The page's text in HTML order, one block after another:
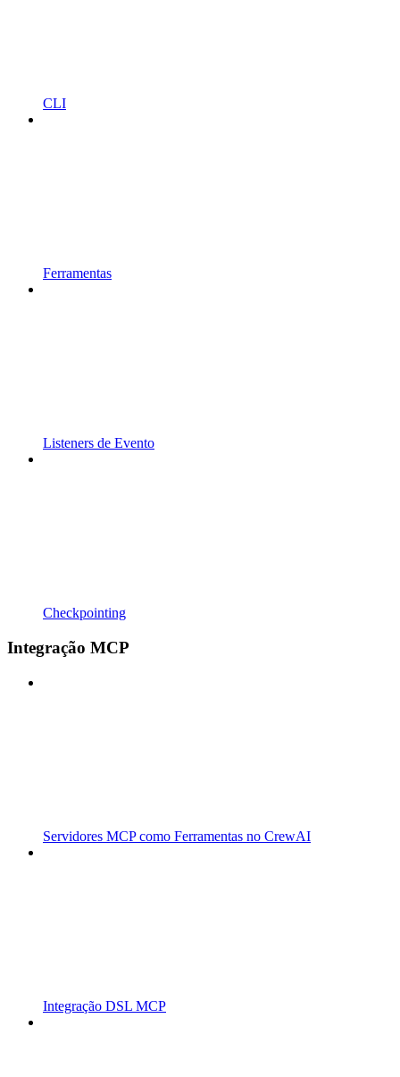
CLI
Ferramentas
Listeners de Evento
Checkpointing
Integração MCP
Servidores MCP como Ferramentas no CrewAI
Integração DSL MCP